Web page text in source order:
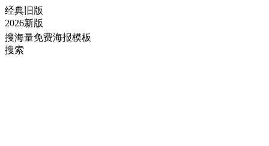
经典旧版
2026新版
搜海量免费海报模板
搜索